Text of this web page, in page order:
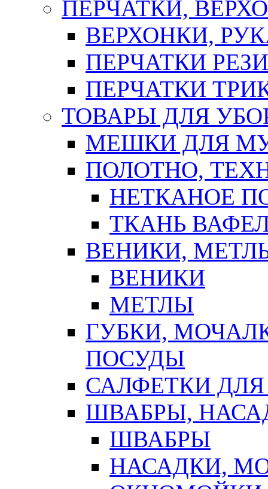
ПЕРЧАТКИ,
ВЕРХОНКИ,
ПЕРЧАТКИ
ПЕРЧАТКИ
ТОВАРЫ ДЛЯ
МЕШКИ ДЛЯ
ПОЛОТНО,
НЕТКАНОЕ
ТКАНЬ
ВЕНИКИ,
ВЕНИКИ
МЕТЛЫ
ГУБКИ,
ПОСУДЫ
САЛФЕТКИ
ШВАБРЫ,
ШВАБРЫ
НАСАДКИ,